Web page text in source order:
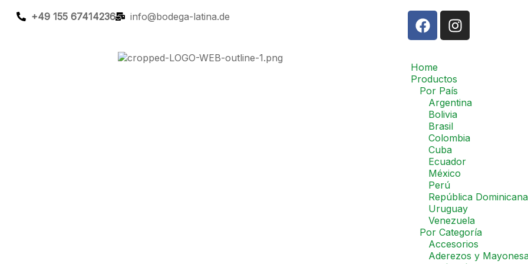
+49 155 67414236 info@bodega-latina.de
Home
Productos
Por País
Argentina
Bolivia
Brasil
Colombia
Cuba
Ecuador
México
Perú
República Dominicana
Uruguay
Venezuela
Por Categoría
Accesorios
Aderezos y